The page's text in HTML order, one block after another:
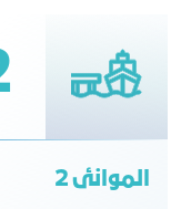
الموانئ 2